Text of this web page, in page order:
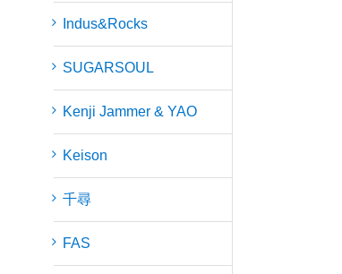
Indus&Rocks
SUGARSOUL
Kenji Jammer & YAO
Keison
千尋
FAS